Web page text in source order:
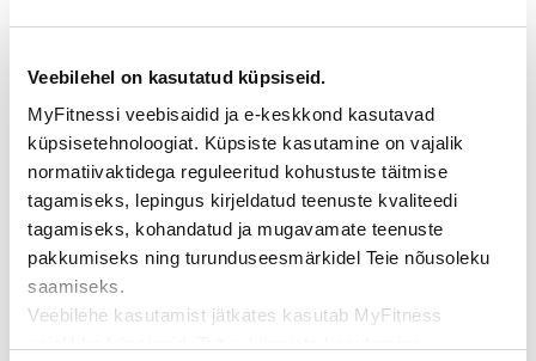
Veebilehel on kasutatud küpsiseid.
MyFitnessi veebisaidid ja e-keskkond kasutavad
küpsisetehnoloogiat. Küpsiste kasutamine on vajalik
normatiivaktidega reguleeritud kohustuste täitmise
tagamiseks, lepingus kirjeldatud teenuste kvaliteedi
tagamiseks, kohandatud ja mugavamate teenuste
pakkumiseks ning turunduseesmärkidel Teie nõusoleku
saamiseks.
Veebilehe kasutamist jätkates kasutab MyFitness
LHV Maijooks
Maijooks toimub igal kevadel mai kuus stardiga
lauluväljakult.
Mobire